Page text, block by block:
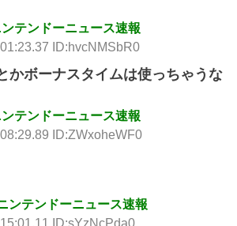
テンドーニュース速報
ID:hvcNMSbR0
かボーナスタイムは使っちゃうな
テンドーニュース速報
ID:ZWxoheWF0
ンテンドーニュース速報
ID:sYzNcPda0